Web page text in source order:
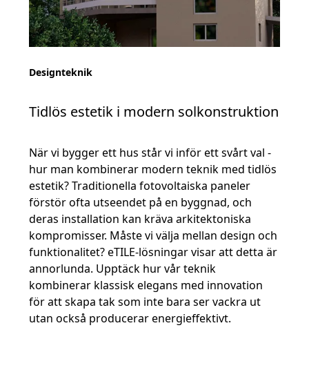
Designteknik
Tidlös estetik i modern solkonstruktion
När vi bygger ett hus står vi inför ett svårt val -
hur man kombinerar modern teknik med tidlös
estetik? Traditionella fotovoltaiska paneler
förstör ofta utseendet på en byggnad, och
deras installation kan kräva arkitektoniska
kompromisser. Måste vi välja mellan design och
funktionalitet? eTILE-lösningar visar att detta är
annorlunda. Upptäck hur vår teknik
kombinerar klassisk elegans med innovation
för att skapa tak som inte bara ser vackra ut
utan också producerar energieffektivt.